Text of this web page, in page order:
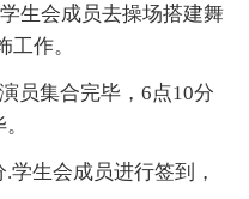
生会成员去操场搭建舞
作。
员集合完毕，6点10分
生会成员进行签到，